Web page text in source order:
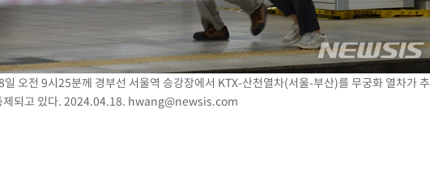
오전 9시25분께 경부선 서울역 승강장에서 KTX-산천열차(서울-부산)를 무궁화 열차가 추
제되고 있다. 2024.04.18. hwang@newsis.com